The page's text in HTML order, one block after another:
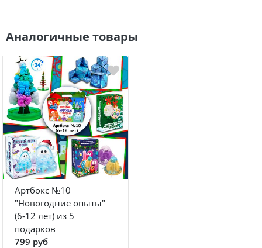
Аналогичные товары
Артбокс №10
"Новогодние опыты"
(6-12 лет) из 5
подарков
799 руб